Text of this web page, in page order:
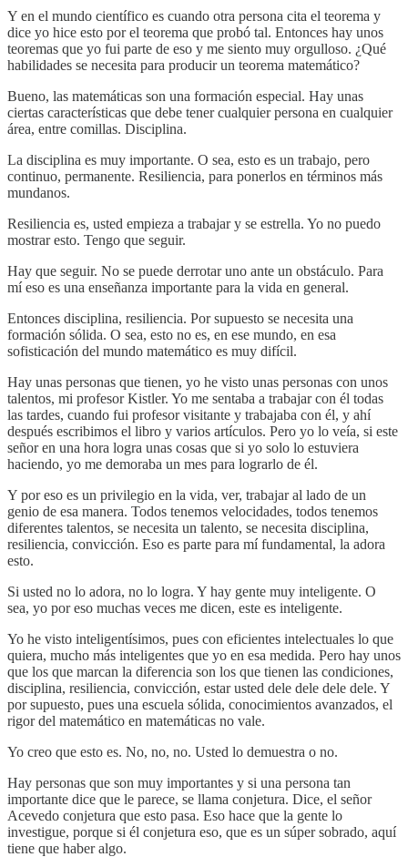
Y en el mundo científico es cuando otra persona cita el teorema y
dice yo hice esto por el teorema que probó tal. Entonces hay unos
teoremas que yo fui parte de eso y me siento muy orgulloso. ¿Qué
habilidades se necesita para producir un teorema matemático?
Bueno, las matemáticas son una formación especial. Hay unas
ciertas características que debe tener cualquier persona en cualquier
área, entre comillas. Disciplina.
La disciplina es muy importante. O sea, esto es un trabajo, pero
continuo, permanente. Resiliencia, para ponerlos en términos más
mundanos.
Resiliencia es, usted empieza a trabajar y se estrella. Yo no puedo
mostrar esto. Tengo que seguir.
Hay que seguir. No se puede derrotar uno ante un obstáculo. Para
mí eso es una enseñanza importante para la vida en general.
Entonces disciplina, resiliencia. Por supuesto se necesita una
formación sólida. O sea, esto no es, en ese mundo, en esa
sofisticación del mundo matemático es muy difícil.
Hay unas personas que tienen, yo he visto unas personas con unos
talentos, mi profesor Kistler. Yo me sentaba a trabajar con él todas
las tardes, cuando fui profesor visitante y trabajaba con él, y ahí
después escribimos el libro y varios artículos. Pero yo lo veía, si este
señor en una hora logra unas cosas que si yo solo lo estuviera
haciendo, yo me demoraba un mes para lograrlo de él.
Y por eso es un privilegio en la vida, ver, trabajar al lado de un
genio de esa manera. Todos tenemos velocidades, todos tenemos
diferentes talentos, se necesita un talento, se necesita disciplina,
resiliencia, convicción. Eso es parte para mí fundamental, la adora
esto.
Si usted no lo adora, no lo logra. Y hay gente muy inteligente. O
sea, yo por eso muchas veces me dicen, este es inteligente.
Yo he visto inteligentísimos, pues con eficientes intelectuales lo que
quiera, mucho más inteligentes que yo en esa medida. Pero hay unos
que los que marcan la diferencia son los que tienen las condiciones,
disciplina, resiliencia, convicción, estar usted dele dele dele dele. Y
por supuesto, pues una escuela sólida, conocimientos avanzados, el
rigor del matemático en matemáticas no vale.
Yo creo que esto es. No, no, no. Usted lo demuestra o no.
Hay personas que son muy importantes y si una persona tan
importante dice que le parece, se llama conjetura. Dice, el señor
Acevedo conjetura que esto pasa. Eso hace que la gente lo
investigue, porque si él conjetura eso, que es un súper sobrado, aquí
tiene que haber algo.